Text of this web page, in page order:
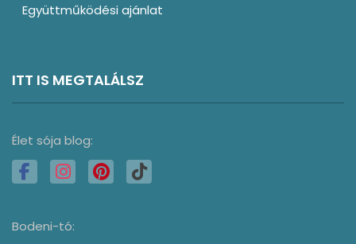
Együttműködési ajánlat
ITT IS MEGTALÁLSZ
Élet sója blog:
Bodeni-tó: